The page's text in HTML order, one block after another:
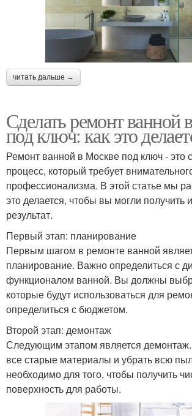
читать дальше →
Сделать ремонт ванной
под ключ: как это
Ремонт ванной в Москве под ключ - это
процесс, который требует
профессионализма. В этой статье мы
это делается, чтобы вы могли получить
результат.
Первый этап: планирование
Первым шагом в ремонте ванной
планирование. Важно определиться с
функционалом ванной. Вы должны
которые будут использоваться для
определиться с бюджетом.
Второй этап: демонтаж
Следующим этапом является
все старые материалы и убрать всю
необходимо для того, чтобы получить
поверхность для работы.